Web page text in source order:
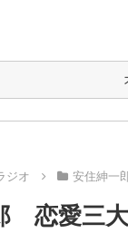
ジオ 安住紳一
恋愛三